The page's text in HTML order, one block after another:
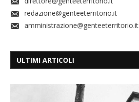
redazione@genteeterritorio.it
amministrazione@genteeterritorio.it
ULTIMI ARTICOLI